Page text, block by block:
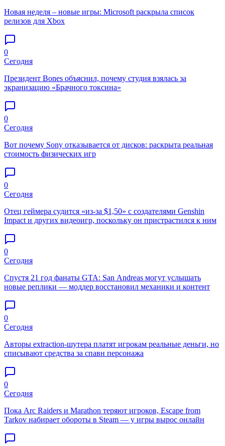
Новая неделя – новые игры: Microsoft раскрыла список
релизов для Xbox
0
Сегодня
Президент Bones объяснил, почему студия взялась за
экранизацию «Брачного токсина»
0
Сегодня
Вот почему Sony отказывается от дисков: раскрыта реальная
стоимость физических игр
0
Сегодня
Отец геймера судится «из-за $1,50» с создателями Genshin
Impact и других видеоигр, поскольку он пристрастился к ним
0
Сегодня
Спустя 21 год фанаты GTA: San Andreas могут услышать
новые реплики — моддер восстановил механики и контент
0
Сегодня
Авторы extraction-шутера платят игрокам реальные деньги, но
списывают средства за спавн персонажа
0
Сегодня
Пока Arc Raiders и Marathon теряют игроков, Escape from
Tarkov набирает обороты в Steam — у игры вырос онлайн